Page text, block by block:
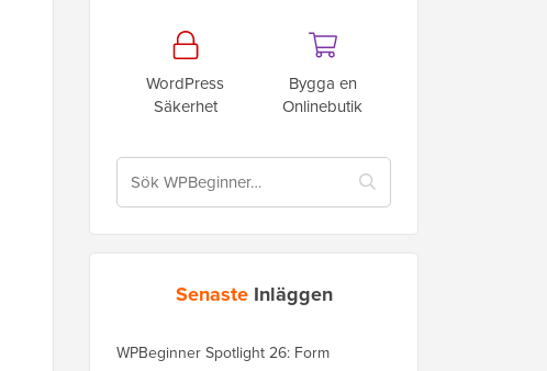
WordPress
Säkerhet
Bygga en
Onlinebutik
Senaste Inläggen
WPBeginner Spotlight 26: Form